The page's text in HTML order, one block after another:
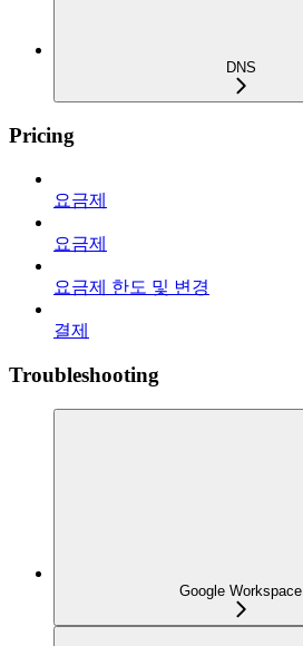
DNS
Pricing
요금제
요금제
요금제 한도 및 변경
결제
Troubleshooting
Google Workspace